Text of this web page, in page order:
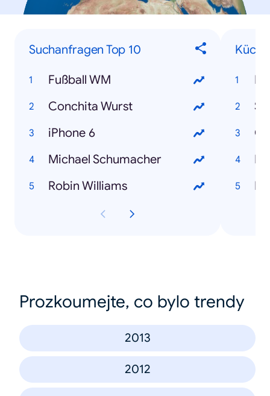
Suchanfragen Top 10
Fußball WM
Conchita Wurst
iPhone 6
Michael Schumacher
Robin Williams
Prozkoumejte, co bylo trendy
2013
2012